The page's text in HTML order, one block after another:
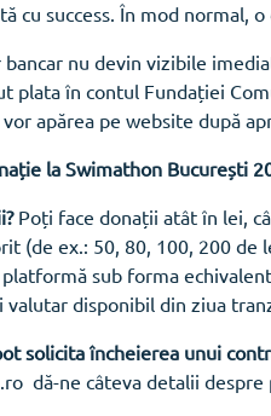
cu success. În mod normal,
nu devin vizibile
plata în contul Fundației
apărea pe website după
la Swimathon București
Poți face donații atât în lei,
(de ex.: 50, 80, 100, 200
sub forma
valutar disponibil din ziua
solicita încheierea unui
dă-ne câteva detalii